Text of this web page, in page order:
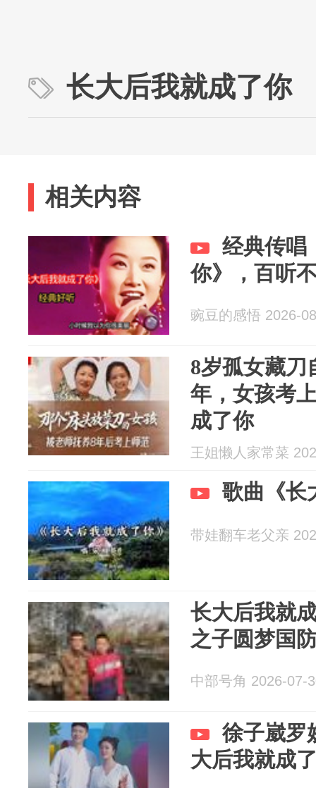
长大后我就成了你
相关内容
经典传唱
你》，百听
豌豆的感悟 2026-
8岁孤女藏刀
年，女孩考
成了你
王姐懒人家常菜
歌曲《长
带娃翻车老父亲
长大后我就
之子圆梦国
中部号角 2026-07-
徐子崴罗
大后我就成